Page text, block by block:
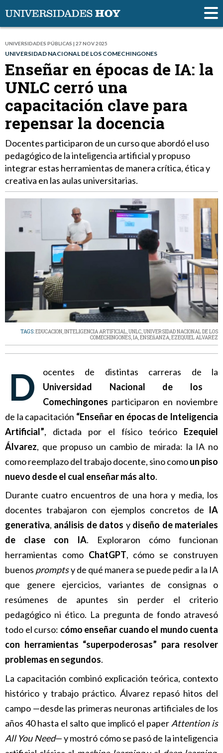
UNIVERSIDADES PÚBLICAS | 27 NOV 2025
UNIVERSIDAD NACIONAL DE LOS COMECHINGONES
Enseñar en épocas de IA: la
UNLC cerró una
capacitación clave para
repensar la docencia
Docentes participaron de un curso que abordó el uso
pedagógico de la inteligencia artificial y propuso
integrar estas herramientas de manera crítica, ética y
creativa en las aulas universitarias.
TAGS:EDUCACION,INTELIGENCIA ARTIFICIAL,UNLC,UNIVERSIDAD NACIONAL DE LOS
COMECHINGONES,IA,ENSEñANZA,EZEQUIEL ALVAREZ
Docentes de distintas carreras de la
Universidad Nacional de los
Comechingones participaron en noviembre
de la capacitación “Enseñar en épocas de Inteligencia
Artificial”, dictada por el físico teórico Ezequiel
Álvarez, que propuso un cambio de mirada: la IA no
como reemplazo del trabajo docente, sino comoun piso
nuevo desde el cual enseñar más alto.
Durante cuatro encuentros de una hora y media, los
docentes trabajaron con ejemplos concretos de IA
generativa, análisis de datos y diseño de materiales
de clase con IA. Exploraron cómo funcionan
herramientas como ChatGPT, cómo se construyen
buenos promptsy de qué manera se puede pedir a la IA
que genere ejercicios, variantes de consignas o
resúmenes de apuntes sin perder el criterio
pedagógico ni ético. La pregunta de fondo atravesó
todo el curso: cómo enseñar cuando el mundo cuenta
con herramientas “superpoderosas” para resolver
problemas en segundos.
La capacitación combinó explicación teórica, contexto
histórico y trabajo práctico. Álvarez repasó hitos del
campo —desde las primeras neuronas artificiales de los
años 40 hasta el salto que implicó el paper Attention is
All You Need— y mostró cómo se pasó de la inteligencia